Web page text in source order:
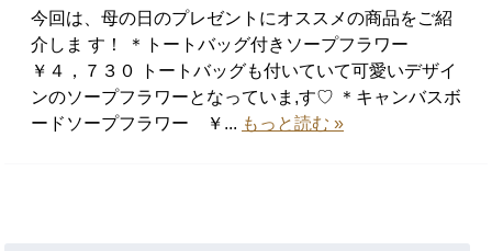
今回は、母の日のプレゼントにオススメの商品をご紹
介しま す！ ＊トートバッグ付きソープフラワー
￥４，７３０ トートバッグも付いていて可愛いデザイ
ンのソープフラワーとなっていま,す♡ ＊キャンバスボ
ードソープフラワー ￥... もっと読む »